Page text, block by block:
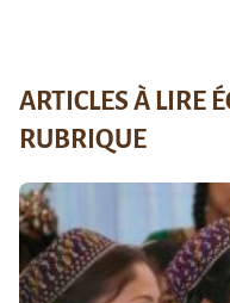
ARTICLES À LIRE
RUBRIQUE